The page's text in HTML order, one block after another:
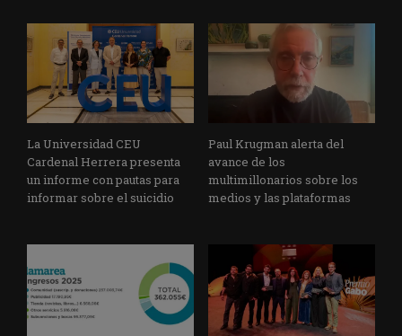
La Universidad CEU
Cardenal Herrera presenta
un informe con pautas para
informar sobre el suicidio
Paul Krugman alerta del
avance de los
multimillonarios sobre los
medios y las plataformas